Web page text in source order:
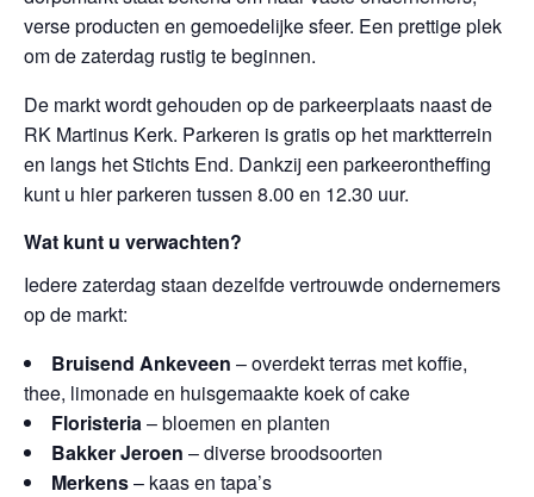
verse producten en gemoedelijke sfeer. Een prettige plek
om de zaterdag rustig te beginnen.
De markt wordt gehouden op de parkeerplaats naast de
RK Martinus Kerk. Parkeren is gratis op het marktterrein
en langs het Stichts End. Dankzij een parkeerontheffing
kunt u hier parkeren tussen 8.00 en 12.30 uur.
Wat kunt u verwachten?
Iedere zaterdag staan dezelfde vertrouwde ondernemers
op de markt:
Bruisend Ankeveen – overdekt terras met koffie,
thee, limonade en huisgemaakte koek of cake
Floristeria– bloemen en planten
Bakker Jeroen – diverse broodsoorten
Merkens– kaas en tapa’s